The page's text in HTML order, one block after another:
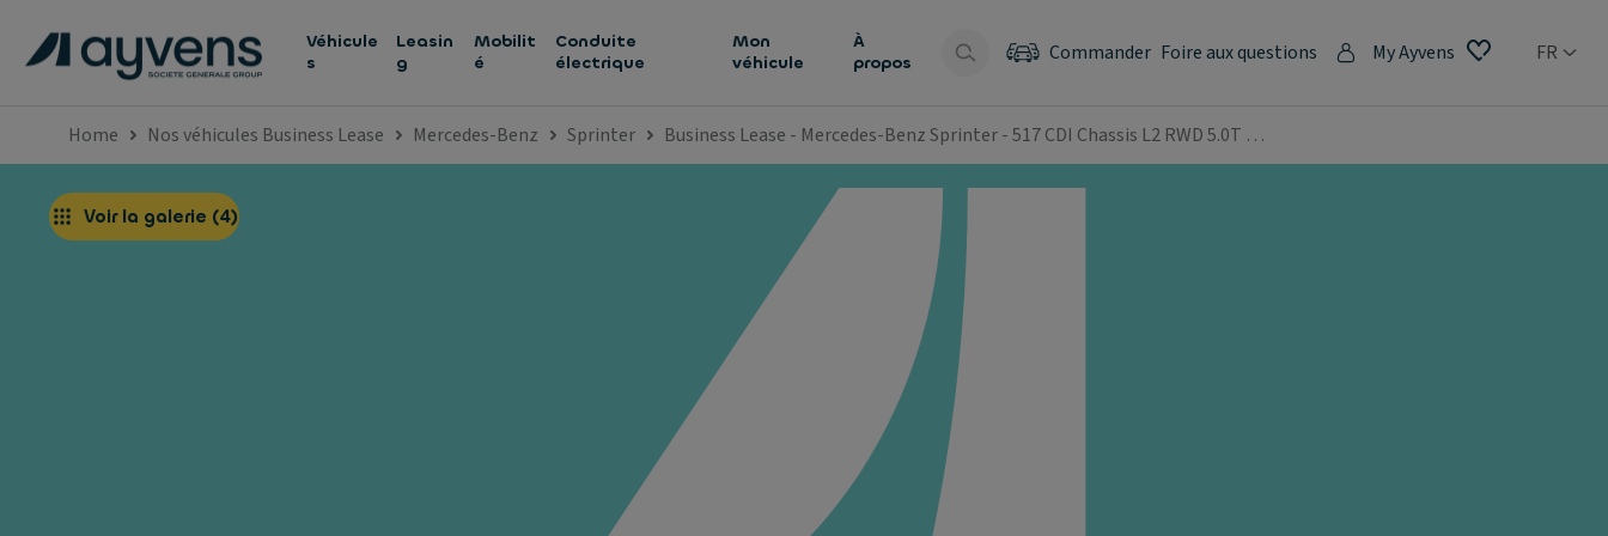
Véhicule
s
Leasin
g
Mobilit
é
Conduite
électrique
Mon
véhicule
À
propos
Commander Foire aux questions My Ayvens FR
Home Nos véhicules Business Lease Mercedes-Benz Sprinter Business Lease - Mercedes-Benz Sprinter - 517 CDI Chassis L2 RWD 5.0T …
Voir la galerie (4)